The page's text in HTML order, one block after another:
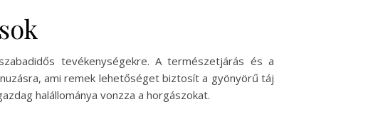
tevékenységekre. A természetjárás és a
ami remek lehetőséget biztosít a gyönyörű táj
halállománya vonzza a horgászokat.